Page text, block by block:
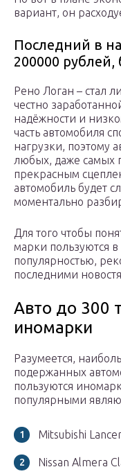
вариант, он
Последний в
200000 рублей,
Рено Логан – стал
честно
надёжности и
часть автомобиля
нагрузки, поэтому
любых, даже самых
прекрасным
автомобиль будет
моментально
Для того чтобы
марки пользуются
популярностью,
последними
Авто до 300
иномарки
Разумеется,
подержанных
пользуются
популярными
Mitsubishi
Nissan Almera